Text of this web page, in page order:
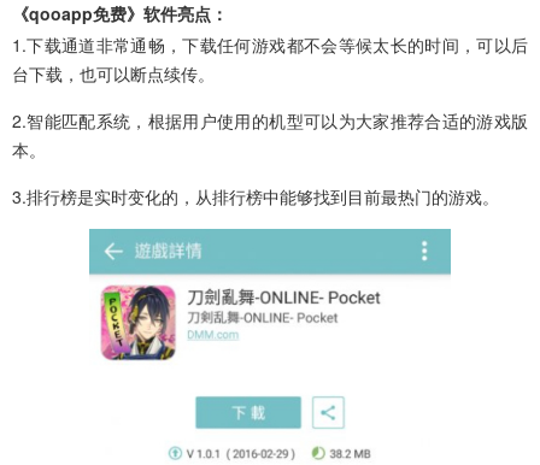
《qooapp免费》软件亮点：
1.下载通道非常通畅，下载任何游戏都不会等候太长的时间，可以后
台下载，也可以断点续传。
2.智能匹配系统，根据用户使用的机型可以为大家推荐合适的游戏版
本。
3.排行榜是实时变化的，从排行榜中能够找到目前最热门的游戏。